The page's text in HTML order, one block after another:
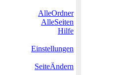
AlleOrdner
AlleSeiten
Hilfe
Einstellungen
SeiteÄndern